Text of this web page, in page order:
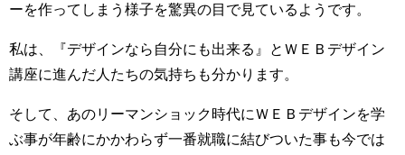
ーを作ってしまう様子を驚異の目で見ているようです。
私は、『デザインなら自分にも出来る』とＷＥＢデザイン
講座に進んだ人たちの気持ちも分かります。
そして、あのリーマンショック時代にＷＥＢデザインを学
ぶ事が年齢にかかわらず一番就職に結びついた事も今では